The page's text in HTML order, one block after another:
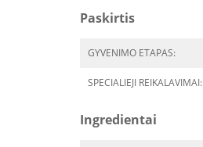
Paskirtis
GYVENIMO ETAPAS:
SPECIALIEJI REIKALAVIMAI:
Ingredientai